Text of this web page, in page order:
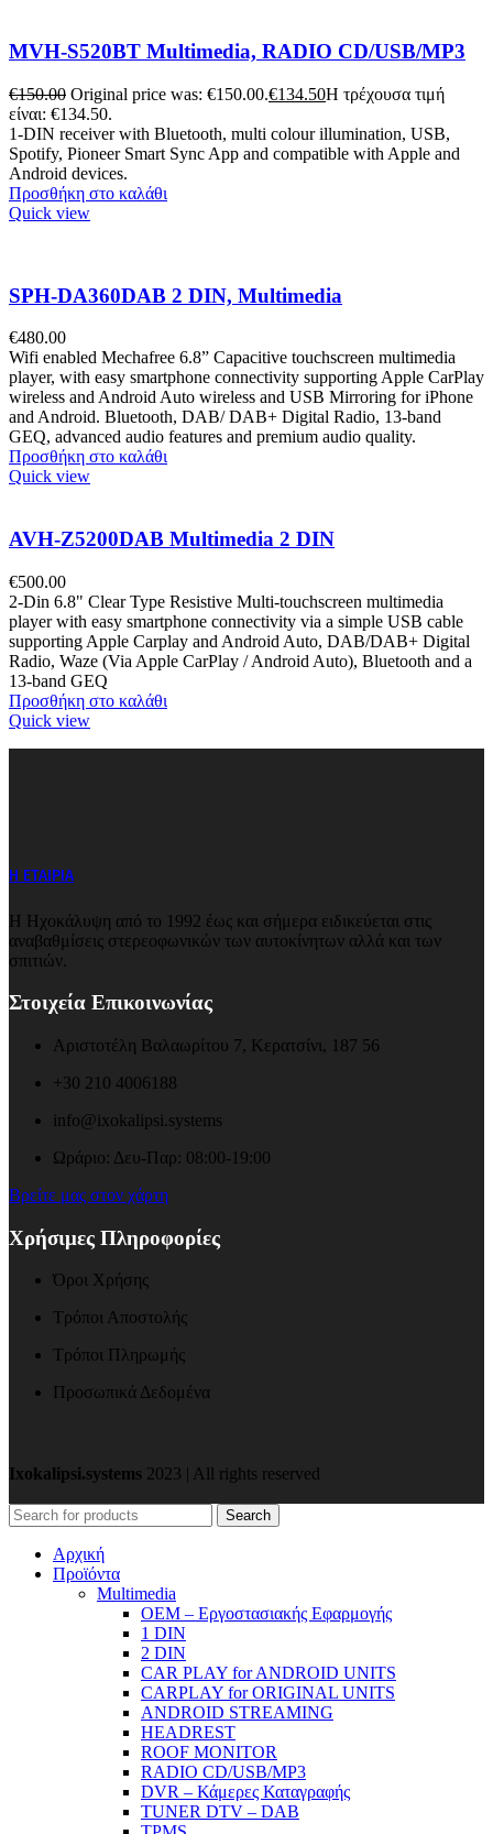
MVH-S520BT Multimedia, RADIO CD/USB/MP3
€150.00 Original price was: €150.00.€134.50Η τρέχουσα τιμή
είναι: €134.50.
1-DIN receiver with Bluetooth, multi colour illumination, USB,
Spotify, Pioneer Smart Sync App and compatible with Apple and
Android devices.
Προσθήκη στο καλάθι
Quick view
SPH-DA360DAB 2 DIN, Multimedia
€480.00
Wifi enabled Mechafree 6.8” Capacitive touchscreen multimedia
player, with easy smartphone connectivity supporting Apple CarPlay
wireless and Android Auto wireless and USB Mirroring for iPhone
and Android. Bluetooth, DAB/ DAB+ Digital Radio, 13-band
GEQ, advanced audio features and premium audio quality.
Προσθήκη στο καλάθι
Quick view
AVH-Z5200DAB Multimedia 2 DIN
€500.00
2-Din 6.8" Clear Type Resistive Multi-touchscreen multimedia
player with easy smartphone connectivity via a simple USB cable
supporting Apple Carplay and Android Auto, DAB/DAB+ Digital
Radio, Waze (Via Apple CarPlay / Android Auto), Bluetooth and a
13-band GEQ
Προσθήκη στο καλάθι
Quick view
Η ΕΤΑΙΡΙΑ
Η Ηχοκάλυψη από το 1992 έως και σήμερα ειδικεύεται στις
αναβαθμίσεις στερεοφωνικών των αυτοκίνητων αλλά και των
σπιτιών.
Στοιχεία Επικοινωνίας
Αριστοτέλη Βαλαωρίτου 7, Κερατσίνι, 187 56
+30 210 4006188
info@ixokalipsi.systems
Ωράριο: Δευ-Παρ: 08:00-19:00
Βρείτε μας στον χάρτη
Χρήσιμες Πληροφορίες
Όροι Χρήσης
Τρόποι Αποστολής
Τρόποι Πληρωμής
Προσωπικά Δεδομένα
Ixokalipsi.systems 2023 | All rights reserved
Search
Αρχική
Προϊόντα
Μultimedia
OEM – Εργοστασιακής Εφαρμογής
1 DIN
2 DIN
CAR PLAY for ANDROID UNITS
CARPLAY for ORIGINAL UNITS
ANDROID STREAMING
HEADREST
ROOF MONITOR
RADIO CD/USB/MP3
DVR – Κάμερες Καταγραφής
TUNER DTV – DAB